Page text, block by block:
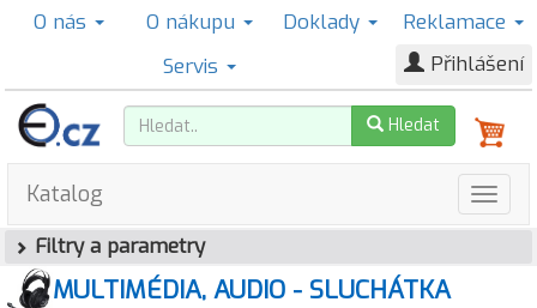
O nás O nákupu Doklady
Reklamace
Servis
Přihlášení
Hledat
Katalog
Filtry a parametry
MULTIMÉDIA, AUDIO - SLUCHÁTKA